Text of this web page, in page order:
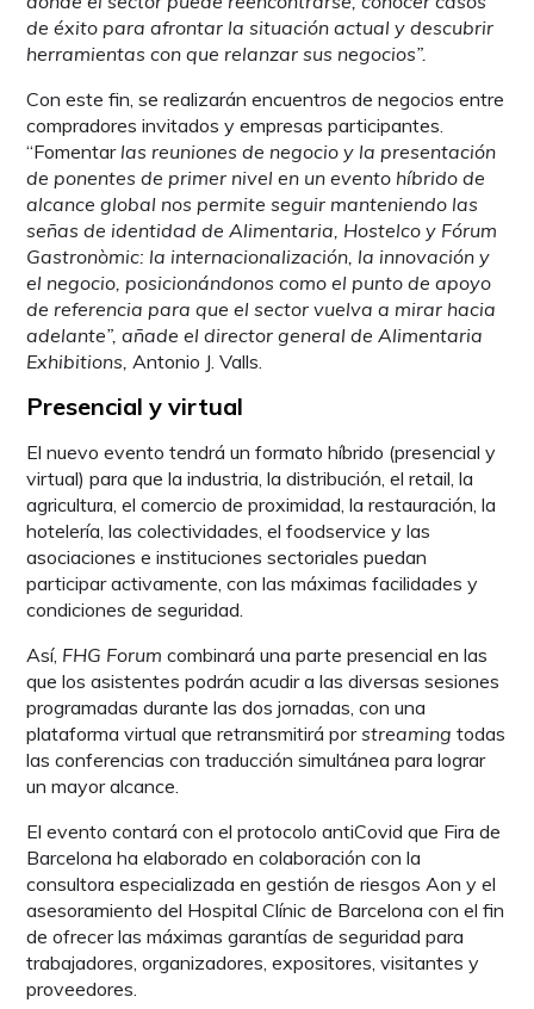
de éxito para afrontar la situación actual y descubrir
herramientas con que relanzar sus negocios”.
Con este fin, se realizarán encuentros de negocios entre
compradores invitados y empresas participantes.
“Fomentar las reuniones de negocio y la presentación
de ponentes de primer nivel en un evento híbrido de
alcance global nos permite seguir manteniendo las
señas de identidad de Alimentaria, Hostelco y Fórum
Gastronòmic: la internacionalización, la innovación y
el negocio, posicionándonos como el punto de apoyo
de referencia para que el sector vuelva a mirar hacia
adelante”, añade el director general de Alimentaria
Exhibitions, Antonio J. Valls.
Presencial y virtual
El nuevo evento tendrá un formato híbrido (presencial y
virtual) para que la industria, la distribución, el retail, la
agricultura, el comercio de proximidad, la restauración, la
hotelería, las colectividades, el foodservice y las
asociaciones e instituciones sectoriales puedan
participar activamente, con las máximas facilidades y
condiciones de seguridad.
Así, FHG Forum combinará una parte presencial en las
que los asistentes podrán acudir a las diversas sesiones
programadas durante las dos jornadas, con una
plataforma virtual que retransmitirá porstreaming todas
las conferencias con traducción simultánea para lograr
un mayor alcance.
El evento contará con el protocolo antiCovid que Fira de
Barcelona ha elaborado en colaboración con la
consultora especializada en gestión de riesgos Aon y el
asesoramiento del Hospital Clínic de Barcelona con el fin
de ofrecer las máximas garantías de seguridad para
trabajadores, organizadores, expositores, visitantes y
proveedores.